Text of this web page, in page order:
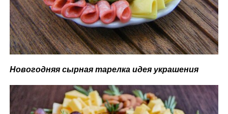
Новогодняя сырная тарелка идея украшения